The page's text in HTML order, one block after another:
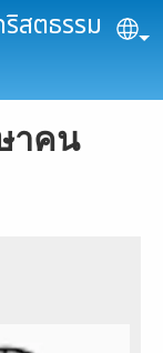
สตธรรม
าคน